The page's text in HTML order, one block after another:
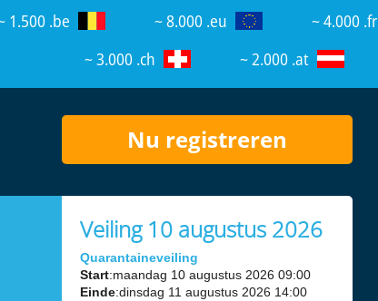
1.500 .be ~ 8.000 .eu ~ 4.000 .fr
~ 3.000 .ch
~ 2.000 .at
Nu registreren
Veiling 10 augustus 2026
Quarantaineveiling
Start:maandag 10 augustus 2026 09:00
Einde:dinsdag 11 augustus 2026 14:00